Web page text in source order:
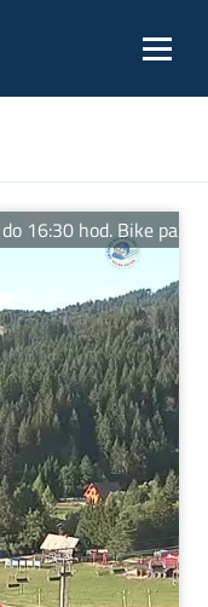
hod. Bike park